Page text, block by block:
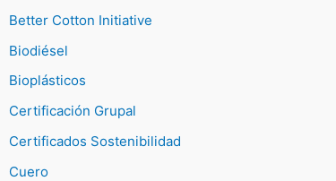
Better Cotton Initiative
Biodiésel
Bioplásticos
Certificación Grupal
Certificados Sostenibilidad
Cuero